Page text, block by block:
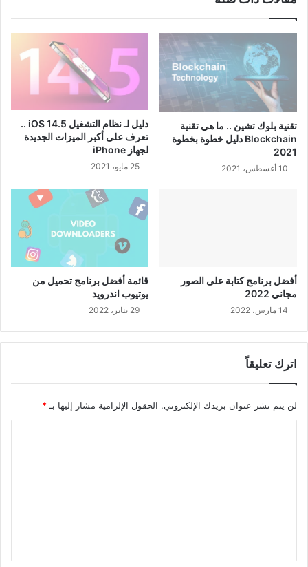
تقنية بلوك تشين .. ما هي تقنية
Blockchain دليل خطوة بخطوة
2021
10 أغسطس، 2021
دليل لـ نظام التشغيل iOS 14.5 ..
تعرف على أكبر الميزات الجديدة
لجهاز iPhone
25 مايو، 2021
أفضل برنامج كتابة على الصور
مجاني 2022
14 مارس، 2022
قائمة أفضل برنامج تحميل من
يوتيوب اندرويد
29 يناير، 2022
اترك تعليقاً
لن يتم نشر عنوان بريدك الإلكتروني. الحقول الإلزامية مشار إليها بـ *